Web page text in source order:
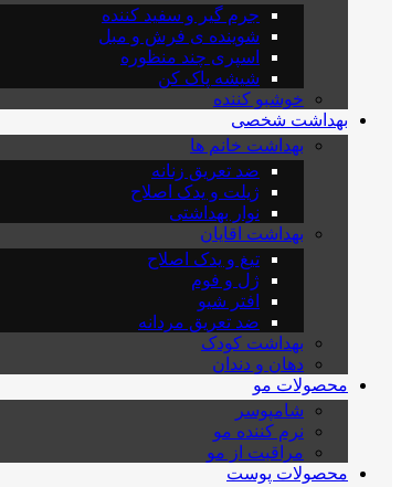
جرم گیر و سفید کننده
شوینده ی فرش و مبل
اسپری چند منظوره
شیشه پاک کن
خوشبو کننده
بهداشت شخصی
بهداشت خانم ها
ضد تعریق زنانه
ژیلت و یدک اصلاح
نوار بهداشتی
بهداشت اقایان
تیغ و یدک اصلاح
ژل و فوم
افتر شیو
ضد تعریق مردانه
بهداشت کودک
دهان و دندان
محصولات مو
شامپوسر
نرم کننده مو
مراقبت از مو
محصولات پوست